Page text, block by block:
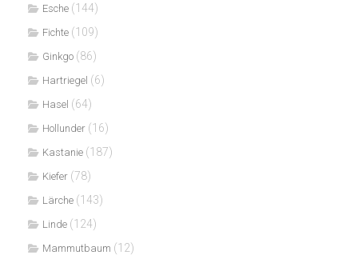
Esche (144)
Fichte (109)
Ginkgo (86)
Hartriegel (6)
Hasel (64)
Hollunder (16)
Kastanie (187)
Kiefer (78)
Lärche (143)
Linde (124)
Mammutbaum (12)